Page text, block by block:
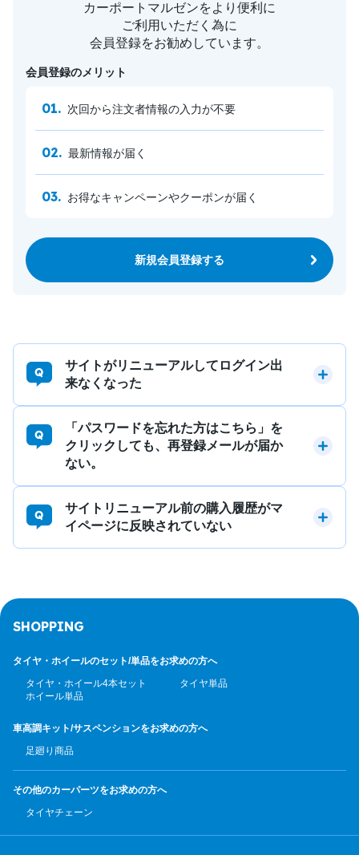
カーポートマルゼンをより便利に
ご利用いただく為に
会員登録をお勧めしています。
会員登録のメリット
次回から注文者情報の入力が不要
最新情報が届く
お得なキャンペーンやクーポンが届く
新規会員登録する
サイトがリニューアルしてログイン出
来なくなった
「パスワードを忘れた方はこちら」を
クリックしても、再登録メールが届か
ない。
サイトリニューアル前の購入履歴がマ
イページに反映されていない
SHOPPING
タイヤ・ホイールのセット/単品をお求めの方へ
タイヤ・ホイール4本セット
タイヤ単品
ホイール単品
車高調キット/サスペンションをお求めの方へ
足廻り商品
その他のカーパーツをお求めの方へ
タイヤチェーン